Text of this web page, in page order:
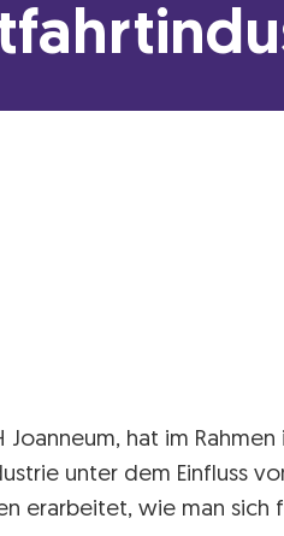
Joanneum, hat im
unter dem Einfluss
erarbeitet, wie man sich